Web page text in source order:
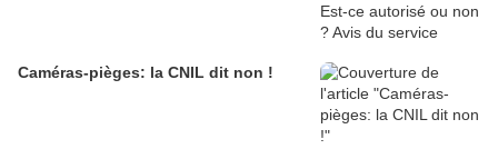
Caméras-pièges: la CNIL dit non !